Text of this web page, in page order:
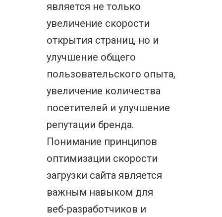
является не только
увеличение скорости
открытия страниц, но и
улучшение общего
пользовательского опыта,
увеличение количества
посетителей и улучшение
репутации бренда.
Понимание принципов
оптимизации скорости
загрузки сайта является
важным навыком для
веб-разработчиков и